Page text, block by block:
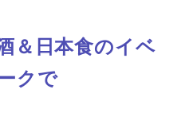
＆日本食のイベ
クで